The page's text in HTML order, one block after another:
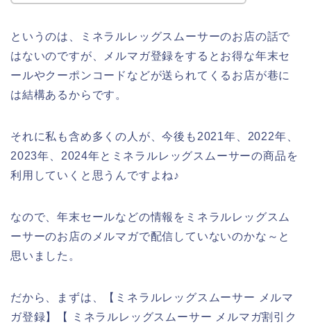
というのは、ミネラルレッグスムーサーのお店の話で
はないのですが、メルマガ登録をするとお得な年末セ
ールやクーポンコードなどが送られてくるお店が巷に
は結構あるからです。
それに私も含め多くの人が、今後も2021年、2022年、
2023年、2024年とミネラルレッグスムーサーの商品を
利用していくと思うんですよね♪
なので、年末セールなどの情報をミネラルレッグスム
ーサーのお店のメルマガで配信していないのかな～と
思いました。
だから、まずは、【ミネラルレッグスムーサー メルマ
ガ登録】【 ミネラルレッグスムーサー メルマガ割引ク